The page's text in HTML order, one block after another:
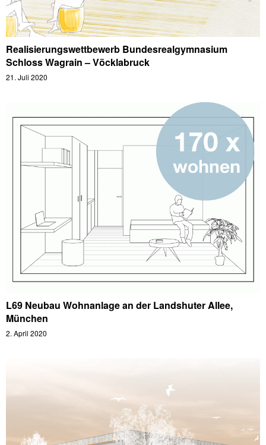
Realisierungswettbewerb Bundesrealgymnasium
Schloss Wagrain – Vöcklabruck
21. Juli 2020
L69 Neubau Wohnanlage an der Landshuter Allee,
München
2. April 2020